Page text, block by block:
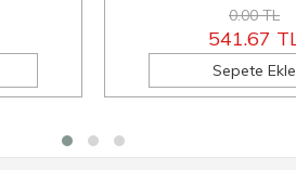
0.00 TL
541.67
Sepete Ekle